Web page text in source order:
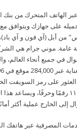
الهاتف المتحرك من بنك
على جهازك ويتوافق
من أبل (آي فون و آي باد)،
عامة. موني جرام هي
في جميع أنحاء العالم،
العثور على رمز السويفت
السويفت من ٨ إلى ١١ رقمًا وحرفًا،
إلى الخارج عملية أكثر
المصرفية عبر هاتفك